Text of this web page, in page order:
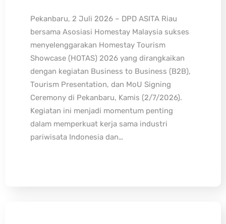
Pekanbaru, 2 Juli 2026 – DPD ASITA Riau
bersama Asosiasi Homestay Malaysia sukses
menyelenggarakan Homestay Tourism
Showcase (HOTAS) 2026 yang dirangkaikan
dengan kegiatan Business to Business (B2B),
Tourism Presentation, dan MoU Signing
Ceremony di Pekanbaru, Kamis (2/7/2026).
Kegiatan ini menjadi momentum penting
dalam memperkuat kerja sama industri
pariwisata Indonesia dan…